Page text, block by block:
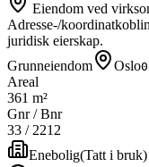
Eiendom ved
Adresse-/
juridisk eierskap.
Grunneiendom
Oslo
Areal
361 m²
Gnr / Bnr
33 /2212
Enebolig(Tatt i bruk)